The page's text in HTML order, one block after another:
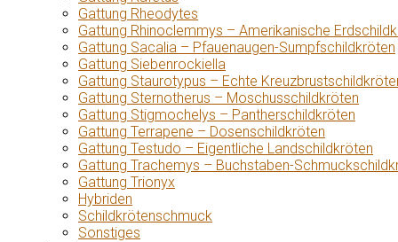
Gattung Rheodytes
Gattung Rhinoclemmys – Amerikanische
Gattung Sacalia – Pfauenaugen-Sumpfschildkröten
Gattung Siebenrockiella
Gattung Staurotypus – Echte
Gattung Sternotherus – Moschusschildkröten
Gattung Stigmochelys – Pantherschildkröten
Gattung Terrapene – Dosenschildkröten
Gattung Testudo – Eigentliche Landschildkröten
Gattung Trachemys – Buchstaben-
Gattung Trionyx
Hybriden
Schildkrötenschmuck
Sonstiges